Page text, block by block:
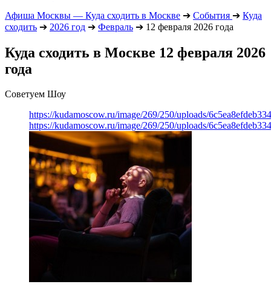
Афиша Москвы — Куда сходить в Москве ➔ События ➔ Куда
сходить ➔ 2026 год ➔ Февраль ➔ 12 февраля 2026 года
Куда сходить в Москве 12 февраля 2026
года
Советуем Шоу
https://kudamoscow.ru/image/269/250/uploads/
https://kudamoscow.ru/image/269/250/uploads/